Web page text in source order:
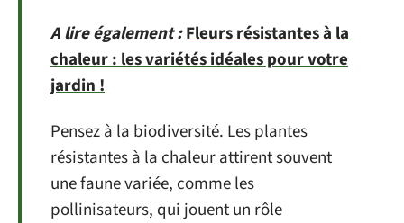
A lire également :Fleurs résistantes à la
chaleur : les variétés idéales pour votre
jardin !
Pensez à la biodiversité. Les plantes
résistantes à la chaleur attirent souvent
une faune variée, comme les
pollinisateurs, qui jouent un rôle